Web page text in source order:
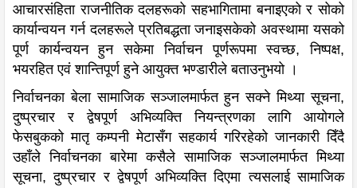
आचारसंहिता राजनीतिक दलहरूको सहभागितामा बनाइएको र सोको
कार्यान्वयन गर्न दलहरूले प्रतिबद्धता जनाइसकेको अवस्थामा यसको
पूर्ण कार्यन्वयन हुन सकेमा निर्वाचन पूर्णरूपमा स्वच्छ, निष्पक्ष,
भयरहित एवं शान्तिपूर्ण हुने आयुक्त भण्डारीले बताउनुभयो ।
निर्वाचनका बेला सामाजिक सञ्जालमार्फत हुन सक्ने मिथ्या सूचना,
दुष्प्रचार र द्वेषपूर्ण अभिव्यक्ति नियन्त्रणका लागि आयोगले
फेसबुकको मातृ कम्पनी मेटासँग सहकार्य गरिरहेको जानकारी दिँदै
उहाँले निर्वाचनका बारेमा कसैले सामाजिक सञ्जालमार्फत मिथ्या
सूचना, दुष्प्रचार र द्वेषपूर्ण अभिव्यक्ति दिएमा त्यसलाई सामाजिक